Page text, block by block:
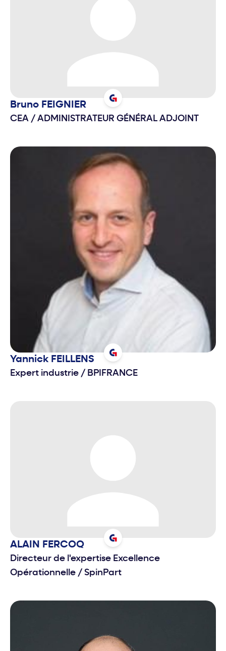
Bruno FEIGNIER
CEA / ADMINISTRATEUR GÉNÉRAL ADJOINT
Yannick FEILLENS
Expert industrie / BPIFRANCE
ALAIN FERCOQ
Directeur de l'expertise Excellence
Opérationnelle / SpinPart